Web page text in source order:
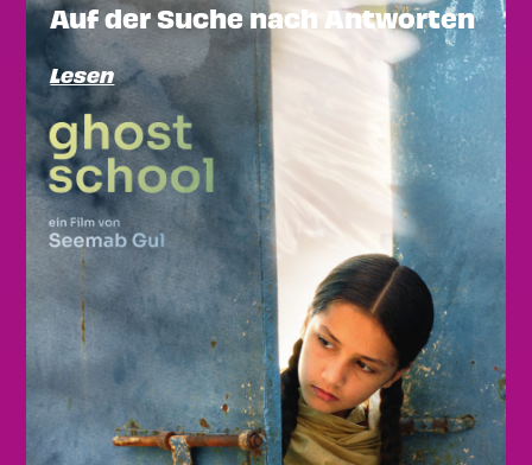
Auf der Suche nach Antworten
Lesen